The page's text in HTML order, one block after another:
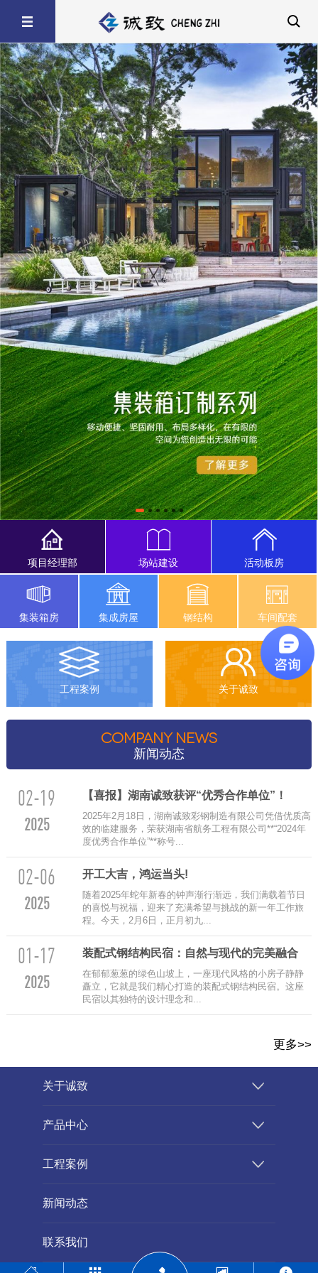
项目经理部 场站建设 活动板房
集装箱房 集成房屋 钢结构 车间配套
工程案例 关于诚致
COMPANY NEWS
新闻动态
02-19
2025
【喜报】湖南诚致获评“优秀合作单位”！
2025年2月18日，湖南诚致彩钢制造有限公司凭借优质高
效的临建服务，荣获湖南省航务工程有限公司**“2024年
度优秀合作单位”**称号...
02-06
2025
‌开工大吉，鸿运当头!
随着2025年蛇年新春的钟声渐行渐远，我们满载着节日
的喜悦与祝福，迎来了充满希望与挑战的新一年工作旅
程。今天，2月6日，正月初九...
01-17
2025
装配式钢结构民宿：自然与现代的完美融合
在郁郁葱葱的绿色山坡上，一座现代风格的小房子静静
矗立，它就是我们精心打造的装配式钢结构民宿。这座
民宿以其独特的设计理念和...
更多>>
关于诚致
产品中心
工程案例
新闻动态
联系我们